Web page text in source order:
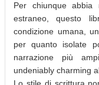
Per chiunque abbia
estraneo, questo
condizione umana,
per quanto isolate
narrazione più
undeniably charming